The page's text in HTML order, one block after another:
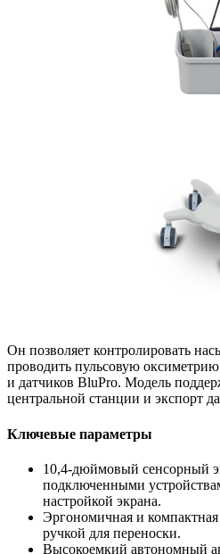
Он позволяет контролировать
проводить пульсовую
и датчиков BluPro. Модель
центральной станции и экспорт
Ключевые параметры
10,4-дюймовый сенсорный
подключенными
настройкой экрана.
Эргономичная и
ручкой для переноски.
Высокоемкий автономный